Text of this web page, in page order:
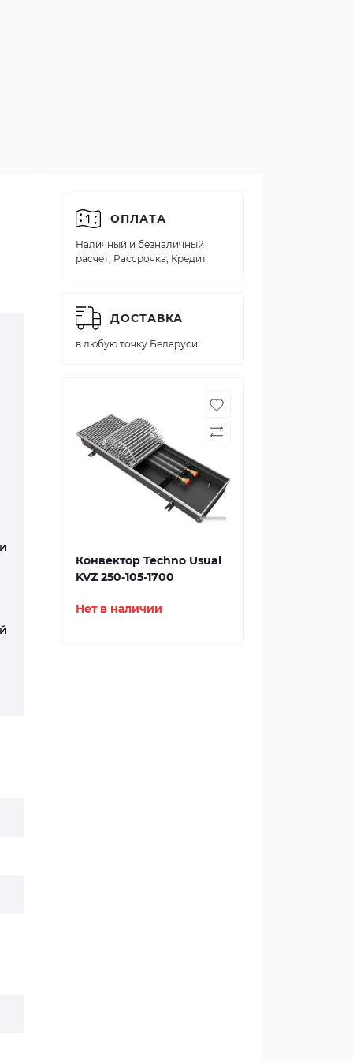
ОПЛАТА
Наличный и безналичный
расчет, Рассрочка, Кредит
ДОСТАВКА
в любую точку Беларуси
Конвектор Techno Usual
KVZ 250-105-1700
Нет в наличии